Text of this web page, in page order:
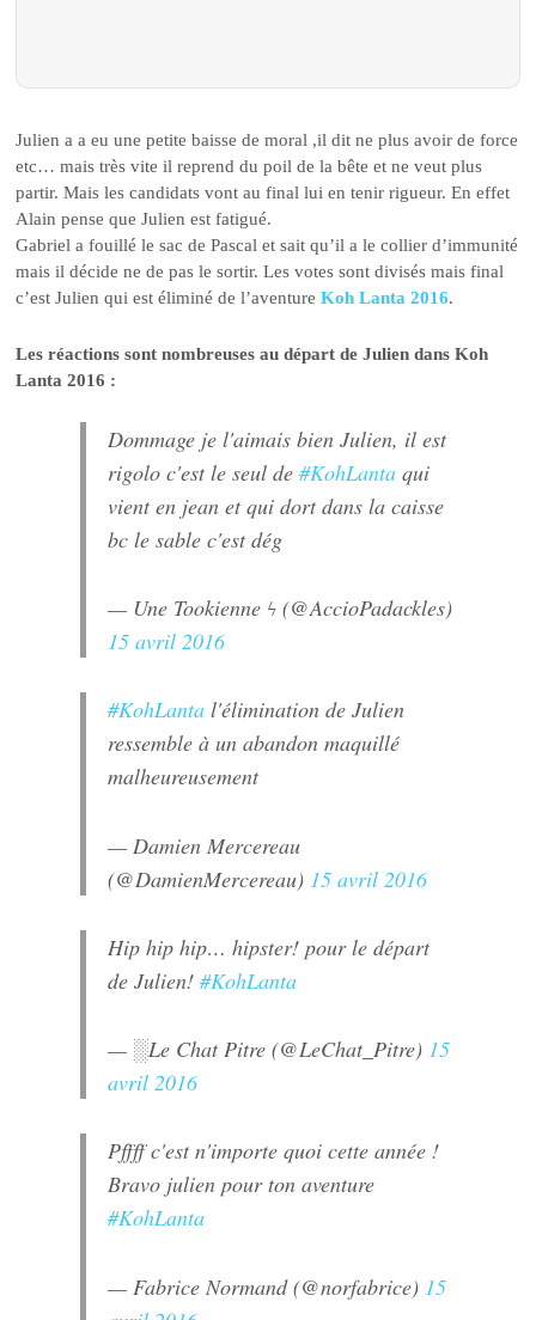
Julien a a eu une petite baisse de moral ,il dit ne plus avoir de force
etc… mais très vite il reprend du poil de la bête et ne veut plus
partir. Mais les candidats vont au final lui en tenir rigueur. En effet
Alain pense que Julien est fatigué.
Gabriel a fouillé le sac de Pascal et sait qu’il a le collier d’immunité
mais il décide ne de pas le sortir. Les votes sont divisés mais final
c’est Julien qui est éliminé de l’aventureKoh Lanta 2016.
Les réactions sont nombreuses au départ de Julien dans Koh
Lanta 2016 :
Dommage je l'aimais bien Julien, il est
rigolo c'est le seul de#KohLanta qui
vient en jean et qui dort dans la caisse
bc le sable c'est dég
— Une Tookienne ϟ (@AccioPadackles)
15 avril 2016
#KohLanta l'élimination de Julien
ressemble à un abandon maquillé
malheureusement
— Damien Mercereau
(@DamienMercereau) 15 avril 2016
Hip hip hip… hipster! pour le départ
de Julien!#KohLanta
— ░Le Chat Pitre (@LeChat_Pitre) 15
avril 2016
Pffff c'est n'importe quoi cette année !
Bravo julien pour ton aventure
#KohLanta
— Fabrice Normand (@norfabrice) 15